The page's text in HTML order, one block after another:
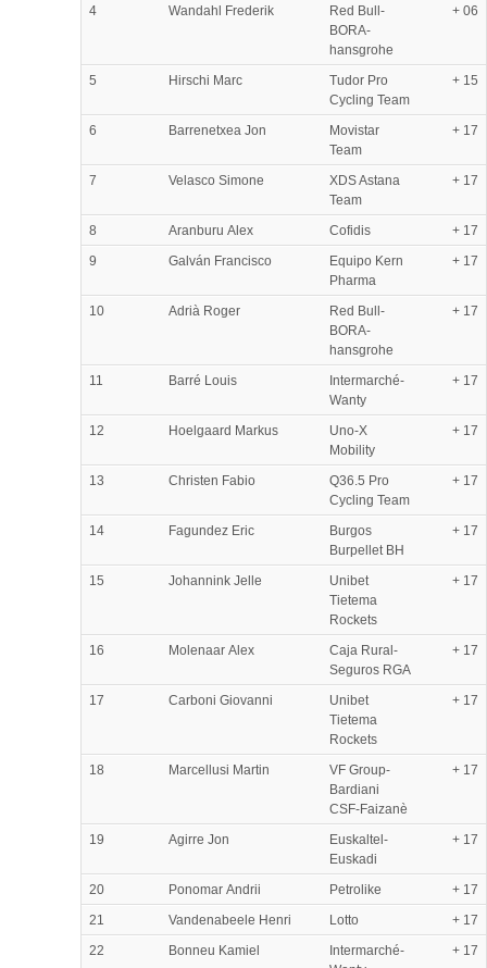
4 Wandahl Frederik
Red Bull-
BORA-
hansgrohe
+ 06
5 Hirschi Marc
Tudor Pro
Cycling Team
+ 15
6 Barrenetxea Jon
Movistar
Team
+ 17
7 Velasco Simone
XDS Astana
Team
+ 17
8 Aranburu Alex Cofidis
+ 17
9
Galván Francisco
Equipo Kern
Pharma
+ 17
10 Adrià Roger
Red Bull-
BORA-
hansgrohe
+ 17
11 Barré Louis
Intermarché-
Wanty
+ 17
12 Hoelgaard Markus
Uno-X
Mobility
+ 17
13 Christen Fabio
Q36.5 Pro
Cycling Team
+ 17
14 Fagundez Eric
Burgos
Burpellet BH
+ 17
15 Johannink Jelle
Unibet
Tietema
Rockets
+ 17
16 Molenaar Alex
Caja Rural-
Seguros RGA
+ 17
17 Carboni Giovanni
Unibet
Tietema
Rockets
+ 17
18 Marcellusi Martin
VF Group-
Bardiani
CSF-Faizanè
+ 17
19 Agirre Jon
Euskaltel-
Euskadi
+ 17
20 Ponomar Andrii Petrolike
+ 17
21
Vandenabeele Henri Lotto
+ 17
22
Bonneu Kamiel
Intermarché-
+ 17